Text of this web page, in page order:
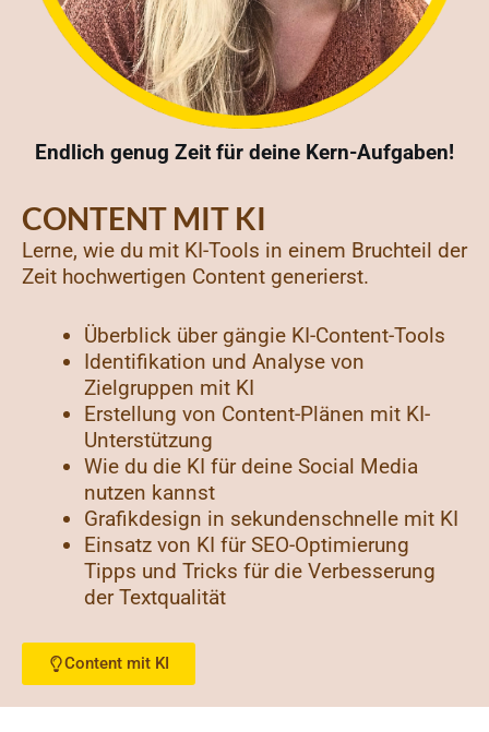
Endlich genug Zeit für deine Kern-Aufgaben!
CONTENT MIT KI
Lerne, wie du mit KI-Tools in einem Bruchteil der
Zeit hochwertigen Content generierst.
Überblick über gängie KI-Content-Tools
Identifikation und Analyse von
Zielgruppen mit KI
Erstellung von Content-Plänen mit KI-
Unterstützung
Wie du die KI für deine Social Media
nutzen kannst
Grafikdesign in sekundenschnelle mit KI
Einsatz von KI für SEO-Optimierung
Tipps und Tricks für die Verbesserung
der Textqualität
Content mit KI